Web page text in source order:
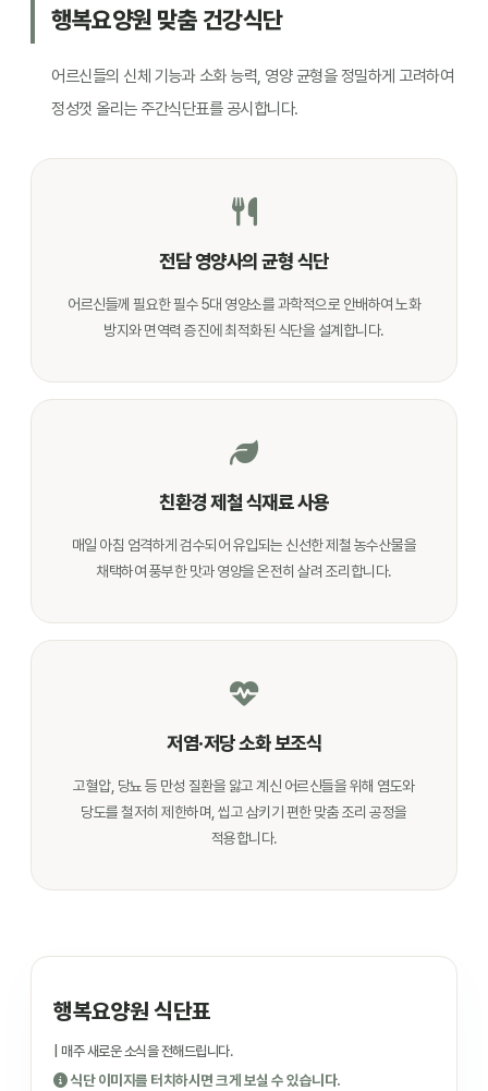
행복요양원 맞춤 건강식단
어르신들의 신체 기능과 소화 능력, 영양 균형을 정밀하게 고려하여
정성껏 올리는 주간식단표를 공시합니다.
전담 영양사의 균형 식단
어르신들께 필요한 필수 5대 영양소를 과학적으로 안배하여 노화
방지와 면역력 증진에 최적화된 식단을 설계합니다.
친환경 제철 식재료 사용
매일 아침 엄격하게 검수되어 유입되는 신선한 제철 농수산물을
채택하여 풍부한 맛과 영양을 온전히 살려 조리합니다.
저염·저당 소화 보조식
고혈압, 당뇨 등 만성 질환을 앓고 계신 어르신들을 위해 염도와
당도를 철저히 제한하며, 씹고 삼키기 편한 맞춤 조리 공정을
적용합니다.
행복요양원 식단표
| 매주 새로운 소식을 전해드립니다.
식단 이미지를 터치하시면 크게 보실 수 있습니다.